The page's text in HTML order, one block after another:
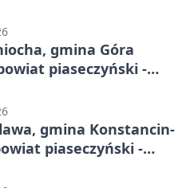
gmina Góra
piaseczyński -
gmina Konstancin-
piaseczyński -